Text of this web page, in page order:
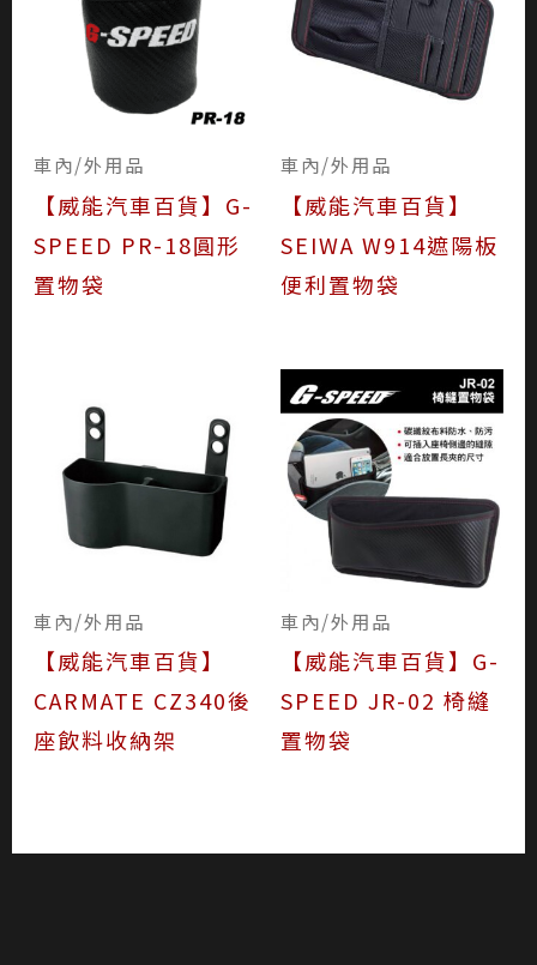
車內/外用品
【威能汽車百貨】G-
SPEED PR-18圓形
置物袋
車內/外用品
【威能汽車百貨】
SEIWA W914遮陽板
便利置物袋
車內/外用品
【威能汽車百貨】
CARMATE CZ340後
座飲料收納架
車內/外用品
【威能汽車百貨】G-
SPEED JR-02 椅縫
置物袋